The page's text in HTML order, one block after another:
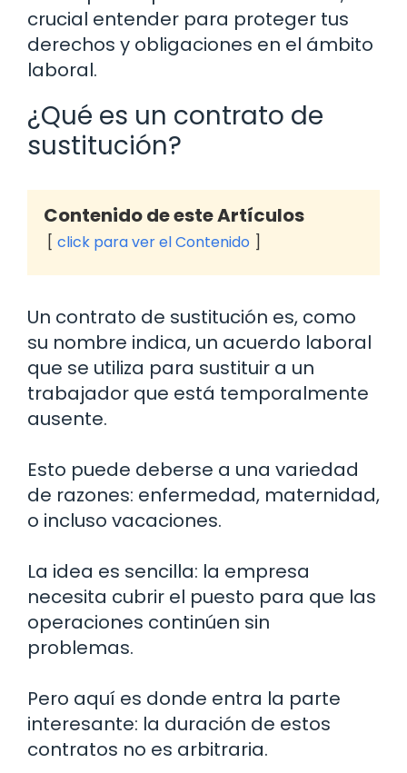
crucial entender para proteger tus
derechos y obligaciones en el ámbito
laboral.
¿Qué es un contrato de
sustitución?
Contenido de este Artículos
click para ver el Contenido
Un contrato de sustitución es, como
su nombre indica, un acuerdo laboral
que se utiliza para sustituir a un
trabajador que está temporalmente
ausente.
Esto puede deberse a una variedad
de razones: enfermedad, maternidad,
o incluso vacaciones.
La idea es sencilla: la empresa
necesita cubrir el puesto para que las
operaciones continúen sin
problemas.
Pero aquí es donde entra la parte
interesante: la duración de estos
contratos no es arbitraria.